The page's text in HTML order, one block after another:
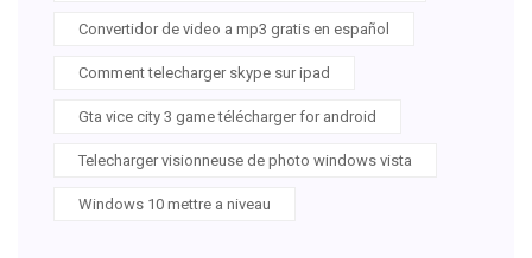
Convertidor de video a mp3 gratis en español
Comment telecharger skype sur ipad
Gta vice city 3 game télécharger for android
Telecharger visionneuse de photo windows vista
Windows 10 mettre a niveau